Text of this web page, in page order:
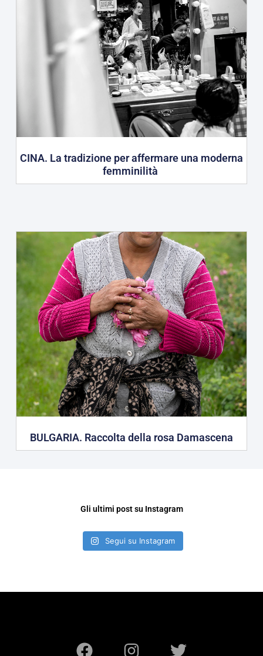
CINA. La tradizione per affermare una moderna
femminilità
BULGARIA. Raccolta della rosa Damascena
Gli ultimi post su Instagram
Segui su Instagram
F
I
T